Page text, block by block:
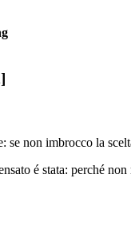
se non imbrocco la
é stata: perché